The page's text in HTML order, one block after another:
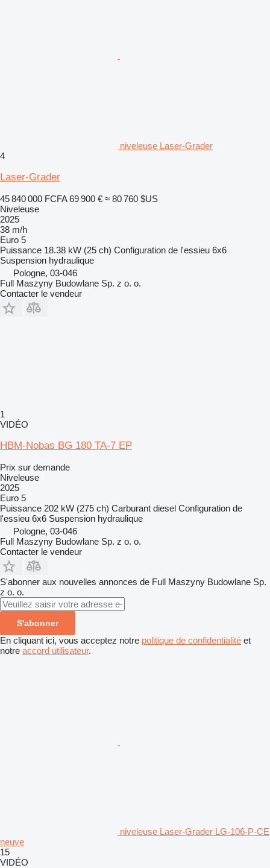
niveleuse Laser-Grader
4
Laser-Grader
45 840 000 FCFA 69 900 € ≈ 80 760 $US
Niveleuse
2025
38 m/h
Euro 5
Puissance 18.38 kW (25 ch) Configuration de l'essieu 6x6
Suspension hydraulique
Pologne, 03-046
Full Maszyny Budowlane Sp. z o. o.
Contacter le vendeur
1
VIDÉO
HBM-Nobas BG 180 TA-7 EP
Prix sur demande
Niveleuse
2025
Euro 5
Puissance 202 kW (275 ch) Carburant diesel Configuration de
l'essieu 6x6 Suspension hydraulique
Pologne, 03-046
Full Maszyny Budowlane Sp. z o. o.
Contacter le vendeur
S'abonner aux nouvelles annonces de Full Maszyny Budowlane Sp.
z o. o.
S'abonner
En cliquant ici, vous acceptez notre politique de confidentialité et
notre accord utilisateur.
niveleuse Laser-Grader LG-106-P-CE
neuve
15
VIDÉO